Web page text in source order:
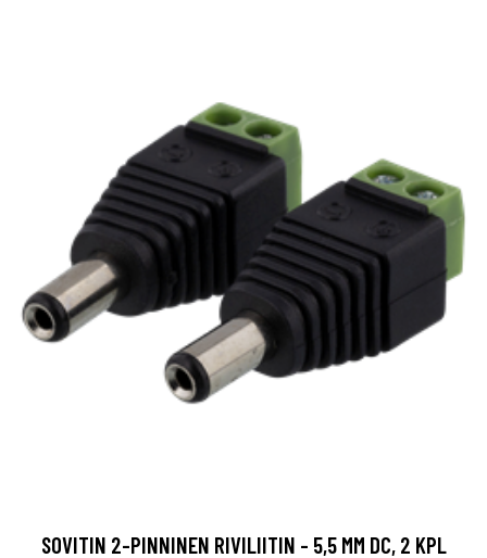
SOVITIN 2-PINNINEN RIVILIITIN - 5,5 MM DC, 2 KPL